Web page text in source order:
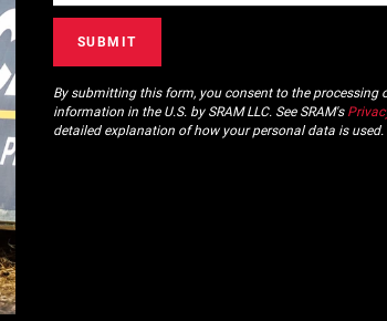
By submitting this form, you consent to the processing
information in the U.S. by SRAM LLC. See SRAM's
detailed explanation of how your personal data is used.